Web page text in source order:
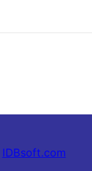
IDBsoft.com